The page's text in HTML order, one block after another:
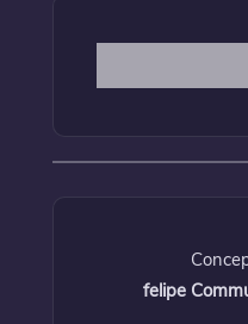
felipe